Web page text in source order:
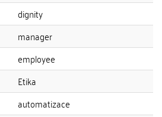
dignity
manager
employee
Etika
automatizace